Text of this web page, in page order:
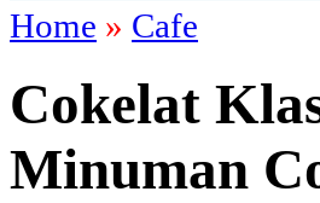
Home » Cafe
Cokelat
Minuman